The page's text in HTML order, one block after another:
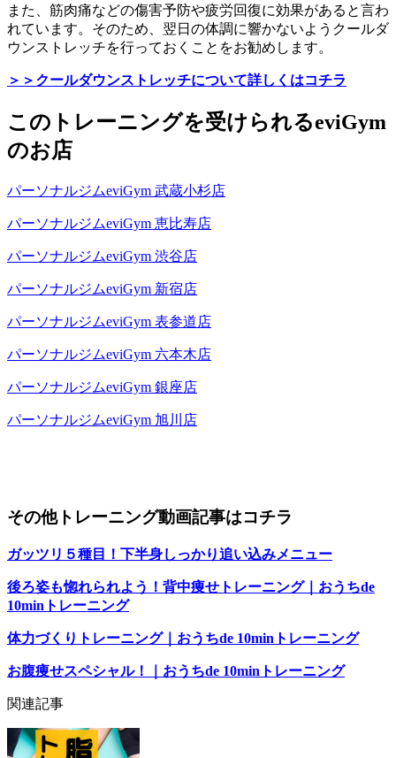
また、筋肉痛などの傷害予防や疲労回復に効果があると言わ
れています。そのため、翌日の体調に響かないようクールダ
ウンストレッチを行っておくことをお勧めします。
＞＞クールダウンストレッチについて詳しくはコチラ
このトレーニングを受けられるeviGym
のお店
パーソナルジムeviGym 武蔵小杉店
パーソナルジムeviGym 恵比寿店
パーソナルジムeviGym 渋谷店
パーソナルジムeviGym 新宿店
パーソナルジムeviGym 表参道店
パーソナルジムeviGym 六本木店
パーソナルジムeviGym 銀座店
パーソナルジムeviGym 旭川店
その他トレーニング動画記事はコチラ
ガッツリ５種目！下半身しっかり追い込みメニュー
後ろ姿も惚れられよう！背中痩せトレーニング｜おうちde
10minトレーニング
体力づくりトレーニング｜おうちde 10minトレーニング
お腹痩せスペシャル！｜おうちde 10minトレーニング
関連記事